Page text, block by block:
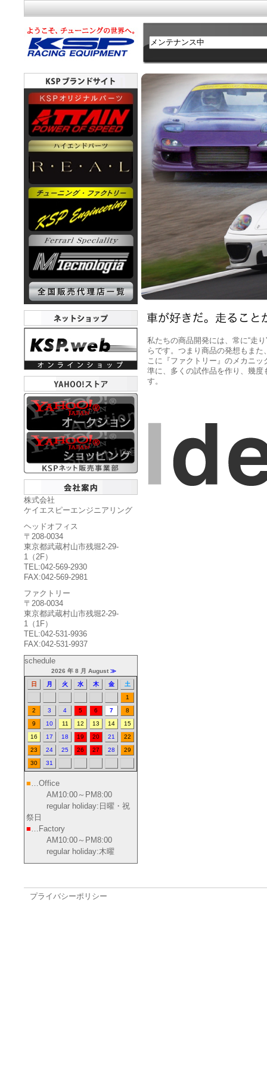
株式会社
ケイエスピーエンジニアリング
ヘッドオフィス
〒208-0034
東京都武蔵村山市残堀2-29-
1（2F）
TEL:042-569-2930
FAX:042-569-2981
ファクトリー
〒208-0034
東京都武蔵村山市残堀2-29-
1（1F）
TEL:042-531-9936
FAX:042-531-9937
schedule
2026 年 8 月 August ≫
日
月 火 水 木 金
土
1
2
3 4 5 6 7
8
9
10 11 12 13 14
15
16
17 18 19 20 21
22
23
24 25 26 27 28
29
30
31
■…Office
AM10:00～PM8:00
regular holiday:日曜・祝
祭日
■…Factory
AM10:00～PM8:00
regular holiday:木曜
私たちの商品開発には、常に“走
らです。つまり商品の発想もま
こに『ファクトリー』のメカニッ
準に、多くの試作品を作り、幾
す。
プライバシーポリシー